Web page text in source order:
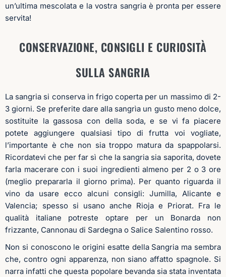
un’ultima mescolata e la vostra sangria è pronta per essere
servita!
CONSERVAZIONE, CONSIGLI E CURIOSITÀ
SULLA SANGRIA
La sangria si conserva in frigo coperta per un massimo di 2-
3 giorni. Se preferite dare alla sangrìa un gusto meno dolce,
sostituite la gassosa con della soda, e se vi fa piacere
potete aggiungere qualsiasi tipo di frutta voi vogliate,
l’importante è che non sia troppo matura da spappolarsi.
Ricordatevi che per far sì che la sangria sia saporita, dovete
farla macerare con i suoi ingredienti almeno per 2 o 3 ore
(meglio prepararla il giorno prima). Per quanto riguarda il
vino da usare ecco alcuni consigli: Jumilla, Alicante e
Valencia; spesso si usano anche Rioja e Priorat. Fra le
qualità italiane potreste optare per un Bonarda non
frizzante, Cannonau di Sardegna o Salice Salentino rosso.
Non si conoscono le origini esatte della Sangria ma sembra
che, contro ogni apparenza, non siano affatto spagnole. Si
narra infatti che questa popolare bevanda sia stata inventata